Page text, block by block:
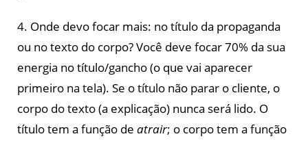
4. Onde devo focar mais: no título da propaganda
ou no texto do corpo? Você deve focar 70% da sua
energia no título/gancho (o que vai aparecer
primeiro na tela). Se o título não parar o cliente, o
corpo do texto (a explicação) nunca será lido. O
título tem a função de atrair; o corpo tem a função